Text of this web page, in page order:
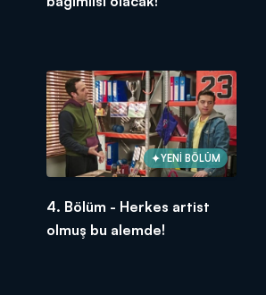
YENİ BÖLÜM
4. Bölüm - Herkes artist
olmuş bu alemde!